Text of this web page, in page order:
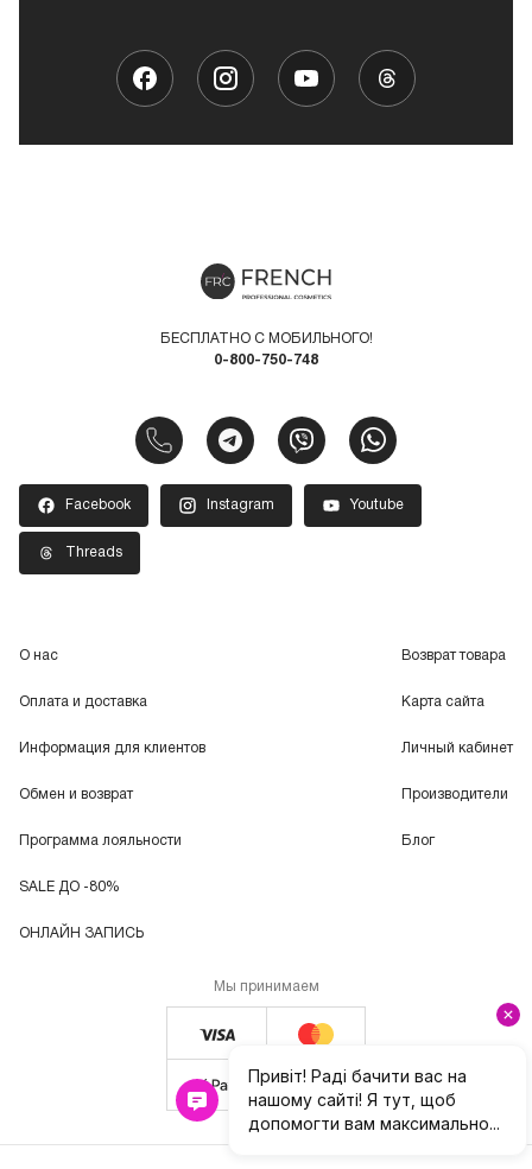
БЕСПЛАТНО С МОБИЛЬНОГО!
0-800-750-748
Facebook Instagram Youtube
Threads
О нас
Оплата и доставка
Информация для клиентов
Обмен и возврат
Программа лояльности
SALE ДО -80%
ОНЛАЙН ЗАПИСЬ
Возврат товара
Карта сайта
Личный кабинет
Производители
Блог
Мы принимаем